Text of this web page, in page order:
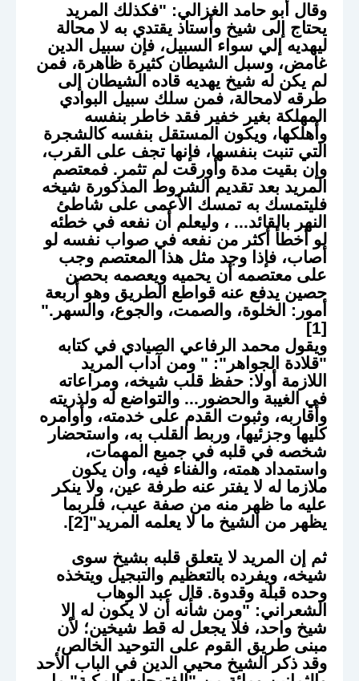
وقال أبو حامد الغزالي: "فكذلك المريد
يحتاج إلى شيخ وأستاذ يقتدي به لا محالة
ليهديه إلي سواء السبيل، فإن سبيل الدين
غامض، وسبل الشيطان كثيرة ظاهرة، فمن
لم يكن له شيخ يهديه قاده الشيطان إلى
طرقه لامحالة، فمن سلك سبيل البوادي
المهلكة بغير خفير فقد خاطر بنفسه
وأهلكها، ويكون المستقل بنفسه كالشجرة
التي تنبت بنفسها، فإنها تجف على القرب،
وإن بقيت مدة وأورقت لم تثمر. فمعتصم
المريد بعد تقديم الشروط المذكورة شيخه
فليتمسك به تمسك الأعمى على شاطئ
النهر بالقائد... ، وليعلم أن نفعه في خطئه
لو أخطأ أكثر من نفعه في صواب نفسه لو
أصاب، فإذا وجد مثل هذا المعتصم وجب
على معتصمه أن يحميه ويعصمه بحصن
حصين يدفع عنه قواطع الطريق وهو أربعة
أمور: الخلوة، والصمت، والجوع، والسهر."
[1]
ويقول محمد الرفاعي الصيادي في كتابه
"قلادة الجواهر": " ومن آداب المريد
اللازمة أولا: حفظ قلب شيخه، ومراعاته
في الغيبة والحضور... والتواضع له ولذريته
وأقاربه، وثبوت القدم على خدمته، وأوامره
كليها وجزئيها، وربط القلب به، واستحضار
شخصه في قلبه في جميع المهمات،
واستمداد همته، والفناء فيه، وأن يكون
ملازما له لا يفتر عنه طرفة عين، ولا ينكر
عليه ما ظهر منه من صفة عيب، فلربما
يظهر من الشيخ ما لا يعلمه المريد"[2].
ثم إن المريد لا يتعلق قلبه بشيخ سوى
شيخه، ويفرده بالتعظيم والتبجيل ويتخذه
وحده قبلة وقدوة. قال عبد الوهاب
الشعراني: "ومن شأنه أن لا يكون له إلا
شيخ واحد، فلا يجعل له قط شيخين؛ لأن
مبنى طريق القوم على التوحيد الخالص،
وقد ذكر الشيخ محيي الدين في الباب الأحد